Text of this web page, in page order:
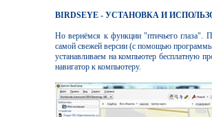
BIRDSEYE - УСТАНОВКА И
Но вернёмся к функции "птичьего глаза".
самой свежей версии (с помощью
устанавливаем на компьютер бесплатную
навигатор к компьютеру.